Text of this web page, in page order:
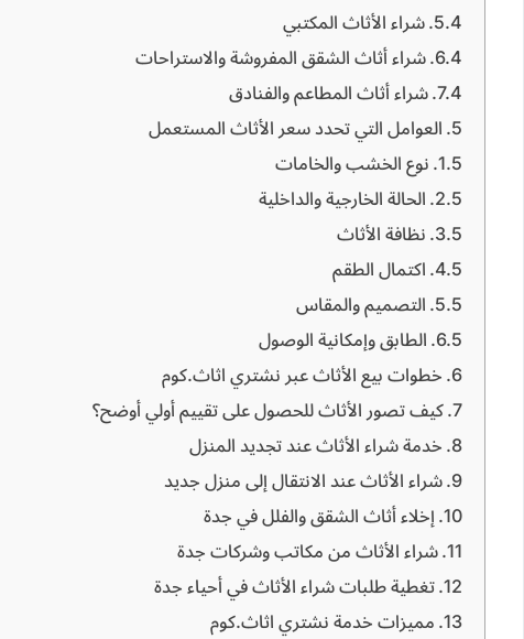
شراء الأثاث المكتبي
شراء أثاث الشقق المفروشة والاستراحات
شراء أثاث المطاعم والفنادق
العوامل التي تحدد سعر الأثاث المستعمل
نوع الخشب والخامات
الحالة الخارجية والداخلية
نظافة الأثاث
اكتمال الطقم
التصميم والمقاس
الطابق وإمكانية الوصول
خطوات بيع الأثاث عبر نشتري اثاث.كوم
كيف تصور الأثاث للحصول على تقييم أولي أوضح؟
خدمة شراء الأثاث عند تجديد المنزل
شراء الأثاث عند الانتقال إلى منزل جديد
إخلاء أثاث الشقق والفلل في جدة
شراء الأثاث من مكاتب وشركات جدة
تغطية طلبات شراء الأثاث في أحياء جدة
مميزات خدمة نشتري اثاث.كوم